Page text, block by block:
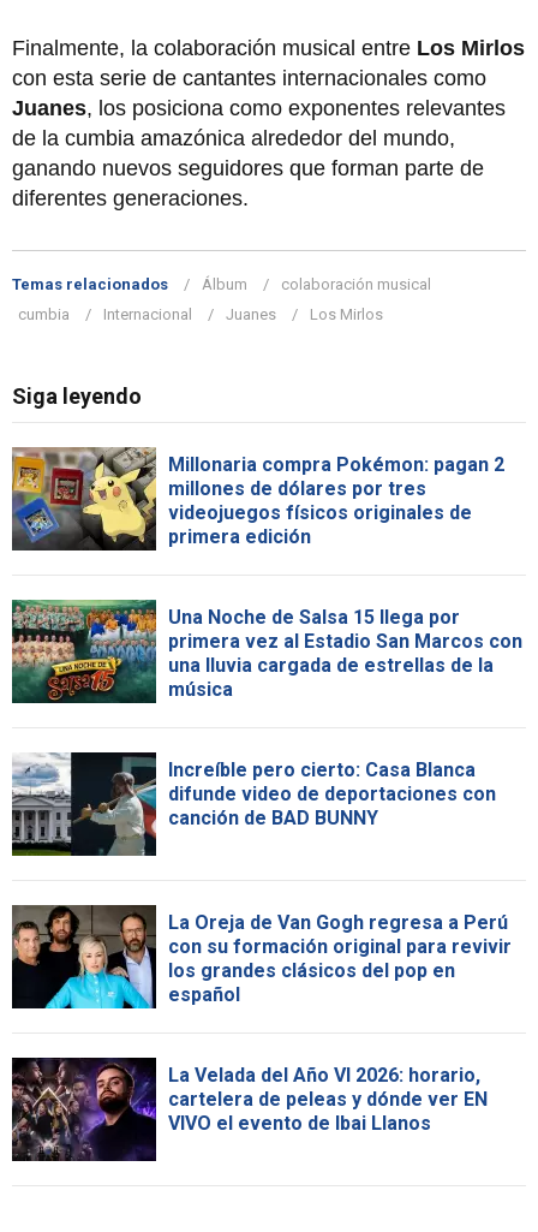
Finalmente, la colaboración musical entre Los Mirlos
con esta serie de cantantes internacionales como
Juanes, los posiciona como exponentes relevantes
de la cumbia amazónica alrededor del mundo,
ganando nuevos seguidores que forman parte de
diferentes generaciones.
Temas relacionados Álbum
colaboración musical
cumbia
Internacional Juanes Los Mirlos
Siga leyendo
Millonaria compra Pokémon: pagan 2
millones de dólares por tres
videojuegos físicos originales de
primera edición
Una Noche de Salsa 15 llega por
primera vez al Estadio San Marcos con
una lluvia cargada de estrellas de la
música
Increíble pero cierto: Casa Blanca
difunde video de deportaciones con
canción de BAD BUNNY
La Oreja de Van Gogh regresa a Perú
con su formación original para revivir
los grandes clásicos del pop en
español
La Velada del Año VI 2026: horario,
cartelera de peleas y dónde ver EN
VIVO el evento de Ibai Llanos